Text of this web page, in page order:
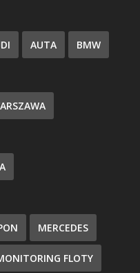
AUTA BMW
MERCEDES
FLOTY